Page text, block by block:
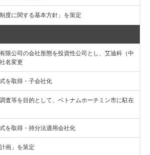
度に関する基本方針」を策定
限公司の会社形態を投資性公司とし、艾迪科（中
名変更
を取得・子会社化
査等を目的として、ベトナムホーチミン市に駐在
を取得・持分法適用会社化
画」を策定